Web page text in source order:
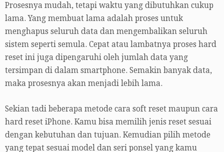
Prosesnya mudah, tetapi waktu yang dibutuhkan cukup
lama. Yang membuat lama adalah proses untuk
menghapus seluruh data dan mengembalikan seluruh
sistem seperti semula. Cepat atau lambatnya proses hard
reset ini juga dipengaruhi oleh jumlah data yang
tersimpan di dalam smartphone. Semakin banyak data,
maka prosesnya akan menjadi lebih lama.
Sekian tadi beberapa metode cara soft reset maupun cara
hard reset iPhone. Kamu bisa memilih jenis reset sesuai
dengan kebutuhan dan tujuan. Kemudian pilih metode
yang tepat sesuai model dan seri ponsel yang kamu